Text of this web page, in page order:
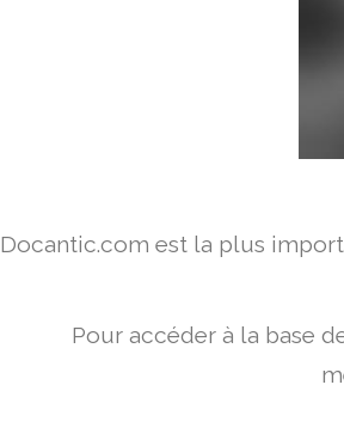
Docantic.com est la plus
Pour accéder à la base